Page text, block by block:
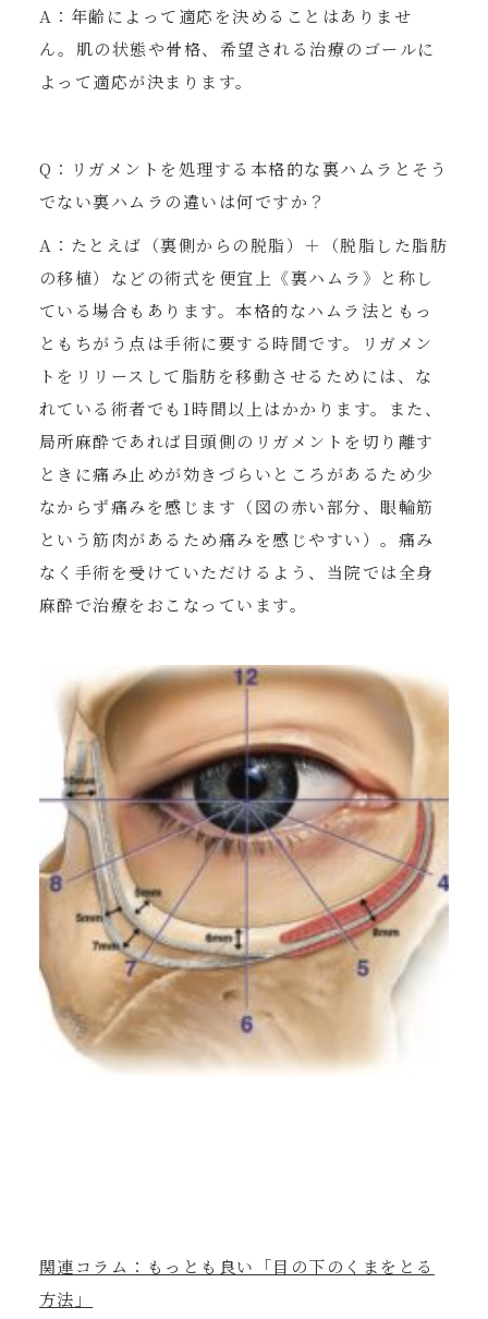
A：年齢によって適応を決めることはありませ
ん。肌の状態や骨格、希望される治療のゴールに
よって適応が決まります。
Q：リガメントを処理する本格的な裏ハムラとそう
でない裏ハムラの違いは何ですか？
A：たとえば（裏側からの脱脂）＋（脱脂した脂肪
の移植）などの術式を便宜上《裏ハムラ》と称し
ている場合もあります。本格的なハムラ法ともっ
ともちがう点は手術に要する時間です。リガメン
トをリリースして脂肪を移動させるためには、な
れている術者でも1時間以上はかかります。また、
局所麻酔であれば目頭側のリガメントを切り離す
ときに痛み止めが効きづらいところがあるため少
なからず痛みを感じます（図の赤い部分、眼輪筋
という筋肉があるため痛みを感じやすい）。痛み
なく手術を受けていただけるよう、当院では全身
麻酔で治療をおこなっています。
関連コラム：もっとも良い「目の下のくまをとる
方法」